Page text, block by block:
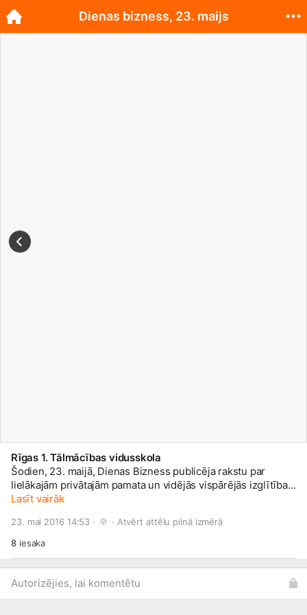
Rīgas 1. Tālmācības vidusskola
Šodien, 23. maijā, Dienas Bizness publicēja rakstu par
lielākajām privātajām pamata un vidējās vispārējās izglītības
iestādēm Latvijā! Kā min raksta autore, tad tālmācības
arī labākajai tālmācības vidusskolai:www.r1tv.lv/
patīk un vēlies par mums pastāstīt saviem draugiem, spied
Lasīt vairāk
23. mai 2016 14:53 · · Atvērt attēlu pilnā izmērā
8iesaka
Autorizējies, lai komentētu
Dienas bizness, 23. maijs